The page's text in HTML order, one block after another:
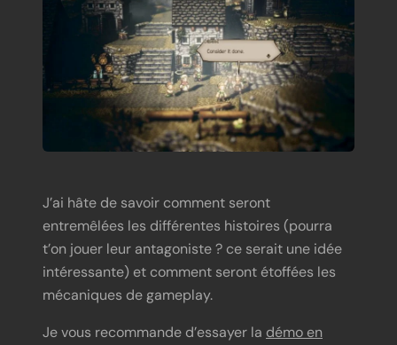
J’ai hâte de savoir comment seront
entremêlées les différentes histoires (pourra
t’on jouer leur antagoniste ? ce serait une idée
intéressante) et comment seront étoffées les
mécaniques de gameplay.
Je vous recommande d’essayer la démo en